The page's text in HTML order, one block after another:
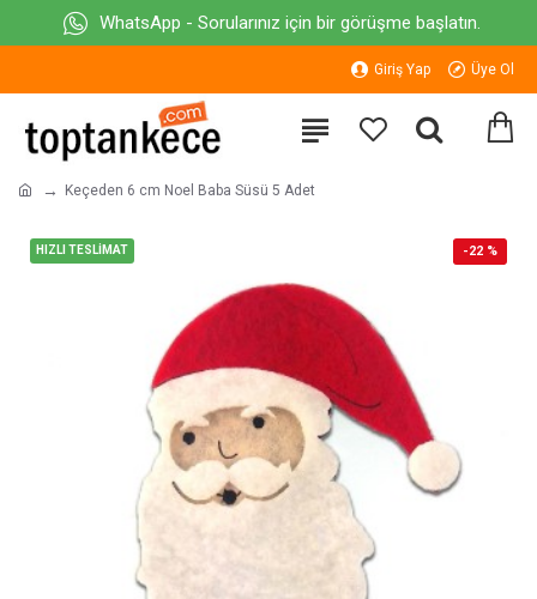
WhatsApp - Sorularınız için bir görüşme başlatın.
Giriş Yap Üye Ol
Keçeden 6 cm Noel Baba Süsü 5 Adet
HIZLI TESLİMAT -22 %